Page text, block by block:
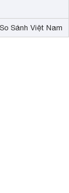
Sánh Việt Nam